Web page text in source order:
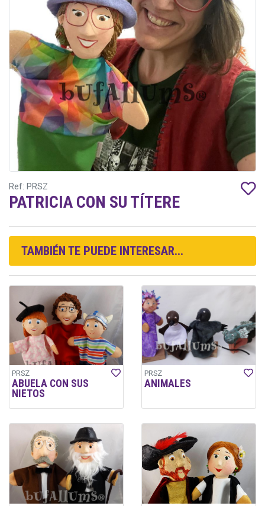
Ref: PRSZ
PATRICIA CON SU TÍTERE
TAMBIÉN TE PUEDE INTERESAR...
PRSZ
ABUELA CON SUS
NIETOS
PRSZ
ANIMALES